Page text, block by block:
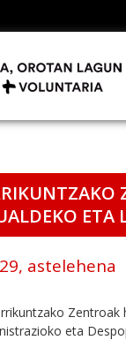
ETA
astelehena
eta